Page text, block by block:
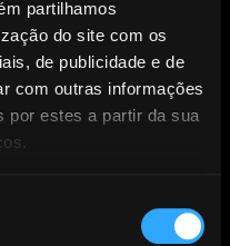
partilhamos
do site com os
de publicidade e de
com outras informações
por estes a partir da sua